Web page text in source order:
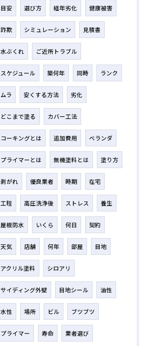
目安 選び方 経年劣化 健康被害
詐欺 シミュレーション 見積書
水ぶくれ ご近所トラブル
スケジュール 築何年 同時 ランク
ムラ 安くする方法 劣化
どこまで塗る カバー工法
コーキングとは 追加費用 ベランダ
プライマーとは 無機塗料とは 塗り方
剥がれ 優良業者 時期 在宅
工程 高圧洗浄後 ストレス 養生
屋根防水 いくら 何日 契約
天気 店舗 何年 部屋 目地
アクリル塗料 シロアリ
サイディング外壁 目地シール 油性
水性 場所 ビル ブツブツ
プライマー 寿命 業者選び